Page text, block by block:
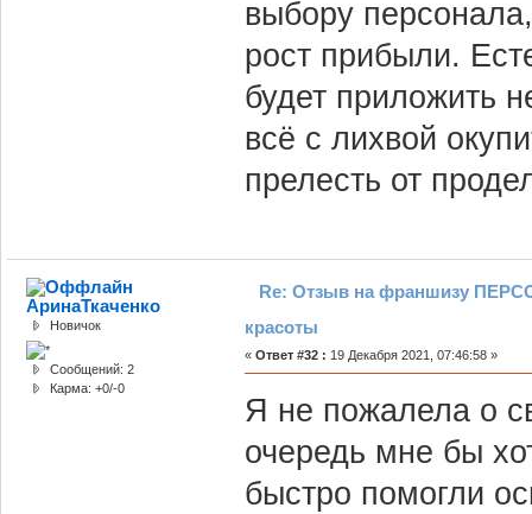
выбору
рост прибыли.
будет приложить
всё с лихвой
прелесть от
АринаТкаченко
Новичок
Сообщений: 2
Карма: +0/-0
Re: Отзыв на франшизу
красоты
« Ответ #32 : 19 Декабря 2021, 07:46:58 »
Я не пожалела о
очередь мне бы
быстро помогли